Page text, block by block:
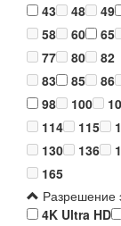
43
48 49
58
60 65
77
80
82
83
85 86
98
100
114
115
130
136
165
Разрешение
4K Ultra HD